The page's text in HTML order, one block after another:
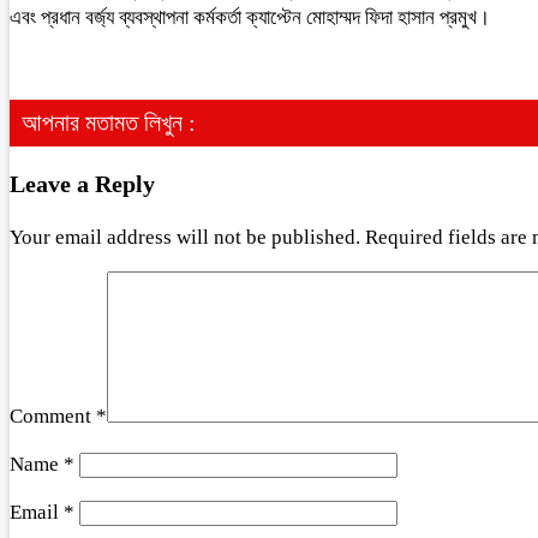
এবং প্রধান বর্জ্য ব্যবস্থাপনা কর্মকর্তা ক্যাপ্টেন মোহাম্মদ ফিদা হাসান প্রমুখ।
আপনার মতামত লিখুন :
Leave a Reply
Your email address will not be published. Required fields are
Comment *
Name *
Email *